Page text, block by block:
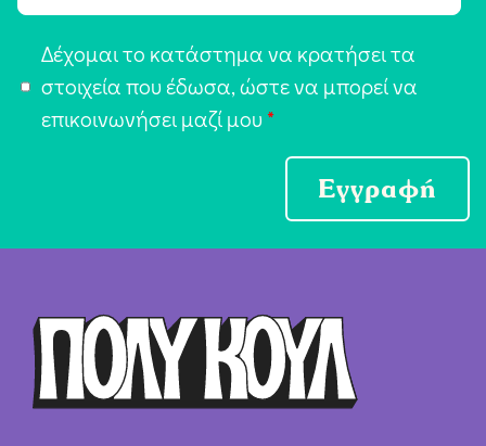
π
ή
Δέχομαι το κατάστημα να κρατήσει τα
στοιχεία που έδωσα, ώστε να μπορεί να
επικοινωνήσει μαζί μου *
Εγγραφή